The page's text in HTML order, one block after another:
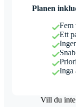
Planen
Fem
Ett
Inga
Vill du inte